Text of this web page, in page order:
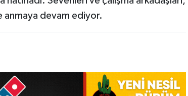
anmaya devam ediyor.